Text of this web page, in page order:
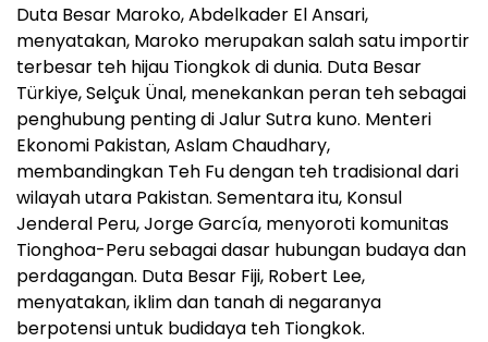
Duta Besar Maroko, Abdelkader El Ansari,
menyatakan, Maroko merupakan salah satu importir
terbesar teh hijau Tiongkok di dunia. Duta Besar
Türkiye, Selçuk Ünal, menekankan peran teh sebagai
penghubung penting di Jalur Sutra kuno. Menteri
Ekonomi Pakistan, Aslam Chaudhary,
membandingkan Teh Fu dengan teh tradisional dari
wilayah utara Pakistan. Sementara itu, Konsul
Jenderal Peru, Jorge García, menyoroti komunitas
Tionghoa-Peru sebagai dasar hubungan budaya dan
perdagangan. Duta Besar Fiji, Robert Lee,
menyatakan, iklim dan tanah di negaranya
berpotensi untuk budidaya teh Tiongkok.